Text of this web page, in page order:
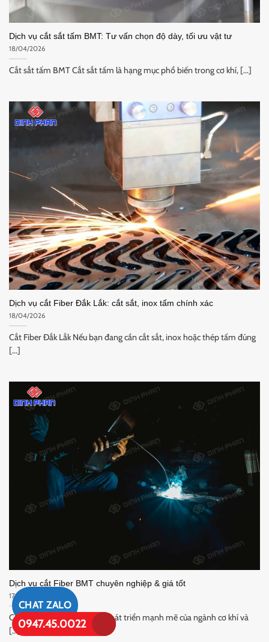
CHAT ZALO
0947.45.0022
Dịch vụ cắt sắt tấm BMT: Tư vấn chọn độ dày, tối ưu vật tư
18/04/2026
Cắt sắt tấm BMT Cắt sắt tấm là hạng mục phổ biến trong cơ khí, [...]
Dịch vụ cắt Fiber Đắk Lắk: cắt sắt, inox tấm chính xác
18/04/2026
Cắt Fiber Đắk Lắk Nếu bạn đang cần cắt sắt, inox hoặc thép tấm đúng
[...]
Dịch vụ cắt Fiber BMT chuyên nghiệp & giá tốt
17/04/2026
Cắt Fiber BMT Cùng với sự phát triển mạnh mẽ của ngành cơ khí và
[...]